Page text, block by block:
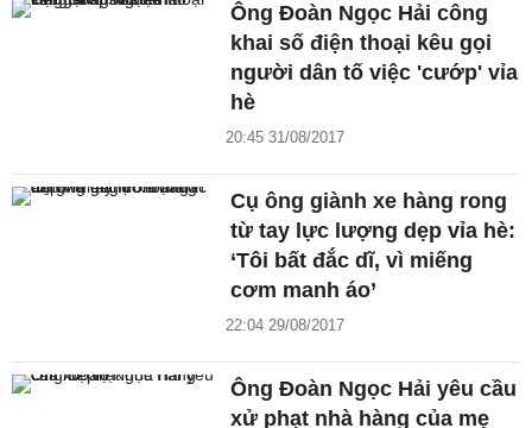
Ông Đoàn Ngọc Hải công
khai số điện thoại kêu gọi
người dân tố việc 'cướp' vỉa
hè
20:45 31/08/2017
Cụ ông giành xe hàng rong
từ tay lực lượng dẹp vỉa hè:
‘Tôi bất đắc dĩ, vì miếng
cơm manh áo’
22:04 29/08/2017
Ông Đoàn Ngọc Hải yêu cầu
xử phạt nhà hàng của mẹ